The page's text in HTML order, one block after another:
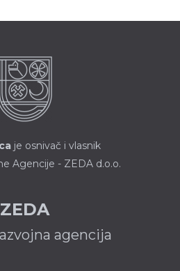
je osnivač i vlasnik
Agencije - ZEDA d.o.o.
ZEDA
agencija